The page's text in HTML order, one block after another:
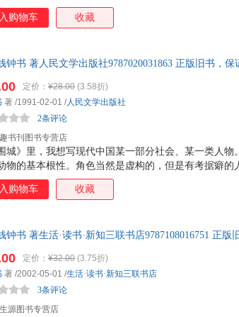
。 《钱钟书集：围城》整整写了两年。两年里忧世
出时间来，得以锱铢积累地写完。照例这本书该献给
购物车 收藏
钟书 著人民文学出版社9787020031863 正版旧书，
城》里，我想写现代中国某一部分社会、某一类人
物的基本根性。角色当然是虚构的，但是有考据癖
》整整写了两年。两年里忧世伤生，屡想中止。《
，以后国内没有重印过。偶然碰见它的新版，那都是
定价： ¥28.00 (3.58折)
书刊图书专营店
2条评论
著 /1991-02-01 /人民文学出版社
购物车 收藏
钟书 著生活·读书·新知三联书店9787108016751 正
定价： ¥32.00 (3.75折)
源图书专营店
3条评论
著 /2002-05-01 /生活·读书·新知三联书店